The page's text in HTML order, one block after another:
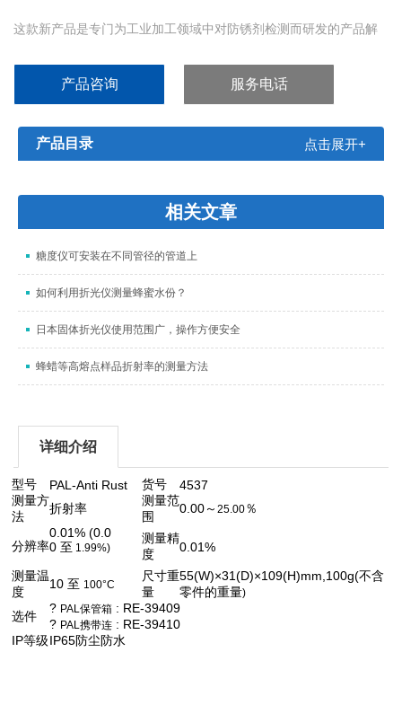
这款新产品是专门为工业加工领域中对防锈剂检测而研发的产品解
适用于控制工业生产、金属加工过程中各类防锈剂等工业助剂的浓
测定快速方便，是工业生产的*工具。
产品咨询 服务电话
产品目录 点击展开+
相关文章
糖度仪可安装在不同管径的管道上
如何利用折光仪测量蜂蜜水份？
日本固体折光仪使用范围广，操作方便安全
蜂蜡等高熔点样品折射率的测量方法
详细介绍
型号 PAL-Anti Rust 货号
4537
测量方
法
折射率
测量范
围
0.00～25.00％
分辨率
0.01% (0.0
0 至 1.99%)
测量精
度
0.01%
测量温
度
10 至 100°C
尺寸重
量
55(W)×31(D)×109(H)mm,100g(不含
零件的重量)
选件
? PAL保管箱 : RE-39409
? PAL携带连 : RE-39410
IP等级IP65防尘防水